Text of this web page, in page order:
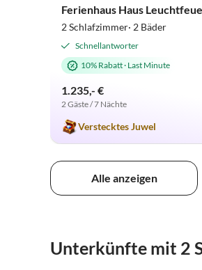
Ferienhaus Haus
2 Schlafzimmer· 2 Bäder
Schnellantworter
10% Rabatt· Last Minute
1.235,- €
2 Gäste / 7 Nächte
Verstecktes Juwel
Alle anzeigen
Unterkünfte mit 2